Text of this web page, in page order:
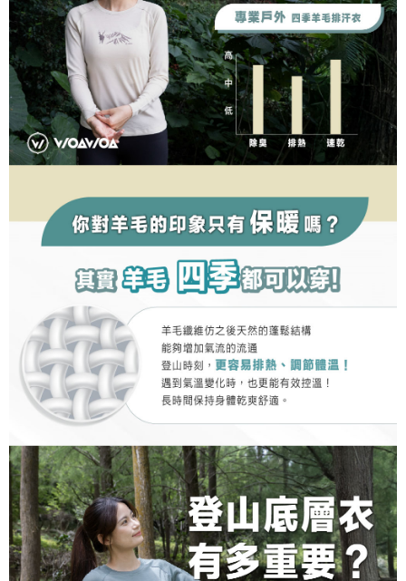
1.本服務係由「台灣大哥大股份有限公司」（以下簡稱本公司）所提供，讓
用戶於交易時，得透過本服務購買商品或服務，並由商店將買賣／分期付款
買賣價金債權讓與本公司後，依約使用本公司帳單繳交帳款。
2.基於同意付款使用「大哥付你分期」之契約關係目的，商店將以您的個人
資料（包含姓名、電話或地址）提供予台灣大哥大進項蒐集、處理及利用，
由本公司與您本人進行分期帳單所需資料之確認、核對及更正。
3.完整用戶服務條款，請詳閱以下連結：https://oppay.tw/userRule
ATM／網路銀行／等多元方式進行付款，方視為交易完成。
※ 請注意：結帳手續完成當下不需立刻繳費，但若您需要取消訂單，請聯絡
購買商品的店家。未經商家同意取消之訂單仍視為有效，需透過AFTEE先享
後付繳納相關費用。
※ 交易是否成功請以「AFTEE先享後付 」之結帳頁面顯示為準，若有關於
是否繳費成功／繳費後需取消欲退款等相關疑問，請聯繫「AFTEE先享後付
客戶支援中心」https://netprotections.freshdesk.com/support/home
【注意事項】
１．透過由恩沛科技股份有限公司提供之「AFTEE先享後付」服務完成之交
易，需依本服務之必要範圍內提供個人資料，並將交易相關給付款項請求債
２．關於個人資料處理事宜，請瀏覽以下網址：
https://aftee.tw/terms/#terms3
３．未成年的使用者請事先徵得法定代理人或監護人之同意方可使用
「AFTEE先享後付」，若未經同意申辦者引起之損失，本公司不負相關責
４．使用「AFTEE先享後付」時，將依據個別帳號之用戶狀況，依本公司即
時審查核予不同之上限額度；若仍有額度不足之情形，本公司將視審查結果
請求用戶進行身份認證。
５．嚴禁一人註冊多個帳號或使用他人資訊註冊。若發現惡意使用之情形，
恩沛科技股份有限公司將有權停止該用戶之使用額度並採取法律行動。
7-11取貨付款
每筆NT$100，滿NT$1,000(含以上)免運費
付款後7-11取貨
每筆NT$100，滿NT$1,000(含以上)免運費
宅配
每筆NT$100，滿NT$1,000(含以上)免運費